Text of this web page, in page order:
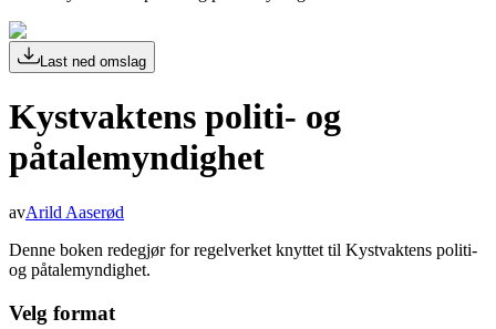
Last ned omslag
Kystvaktens politi- og
påtalemyndighet
avArild Aaserød
Denne boken redegjør for regelverket knyttet til Kystvaktens politi-
og påtalemyndighet.
Velg format